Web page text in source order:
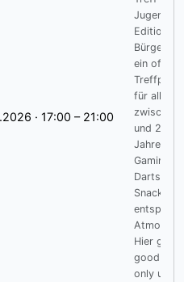
· 17:00 – 21:00
Jugend-
Edition
ein
Treffpunkt
für alle
zwischen
und 25
Jahren mit
Gaming,
Darts,
Snacks
Hier gilt:
good
only und